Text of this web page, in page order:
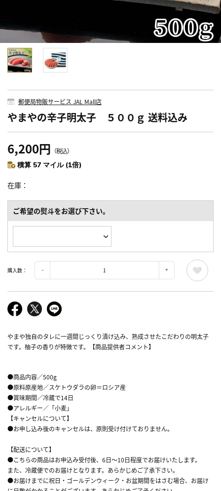
郵便局物販サービス JAL Mall店
やまやの辛子明太子 ５００ｇ 送料込み
6,200円 （税込）
積算 57 マイル (1倍)
在庫
ご希望の熨斗をお選び下さい。
購入数：
やまや独自のタレに一週間じっくり漬け込み、熟成させたこだわりの明太子
です。柚子の香りが特徴です。【商品提供者コメント】
●商品内容／500g
●原料原産地／スケトウダラの卵＝ロシア産
●賞味期間／冷蔵で14日
●アレルギー／「小麦」
【キャンセルについて】
●お申し込み後のキャンセルは、原則受け付けておりません。
【配送について】
●こちらの商品はお申込み受付後、6日～10日程度でお届けいたします。
また、冷蔵便でのお届けとなります。あらかじめご了承下さい。
●お届けまでに祝日・ゴールデンウィーク・お盆期間をはさむ場合、お届け